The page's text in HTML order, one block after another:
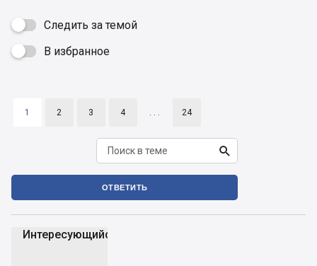
Следить за темой
 В избранное
1 2 3 4 . . . 24

ОТВЕТИТЬ
Интересующийся_